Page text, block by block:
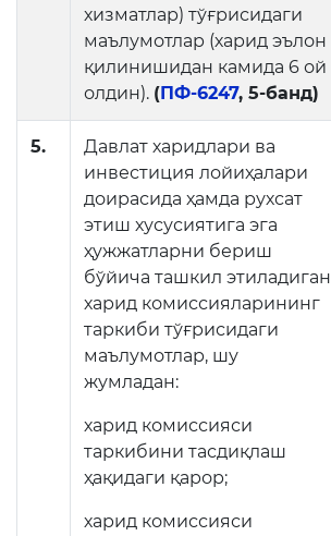
Очиқ маълумотлар
Очиқ бюджет
ОЧИҚ МАЪЛУМОТЛАР
(ПФ-6247)
Очиқ маълумотлар
тўплами
Хужжатлар
хизматлар) тўғрисидаги
маълумотлар (харид эълон
қилинишидан камида 6 ой
олдин). (ПФ-6247, 5-банд)
5.
Давлат харидлари ва
инвестиция лойиҳалари
доирасида ҳамда рухсат
этиш хусусиятига эга
ҳужжатларни бериш
бўйича ташкил этиладиган
харид комиссияларининг
таркиби тўғрисидаги
маълумотлар, шу
жумладан:
харид комиссияси
таркибини тасдиқлаш
ҳақидаги қарор;
харид комиссияси